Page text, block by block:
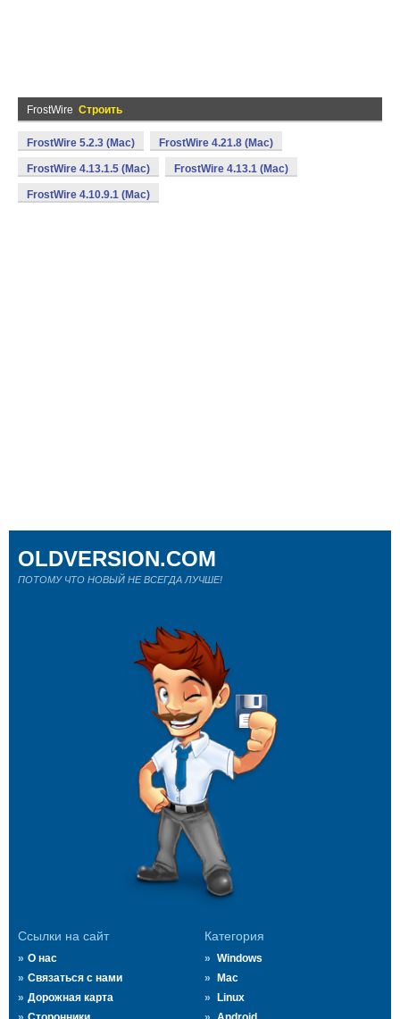
FrostWire Строить
FrostWire 5.2.3 (Mac) FrostWire 4.21.8 (Mac)
FrostWire 4.13.1.5 (Mac) FrostWire 4.13.1 (Mac)
FrostWire 4.10.9.1 (Mac)
Ссылки на сайт
О нас
Связаться с нами
Дорожная карта
Категория
Windows
Mac
Linux
OLDVERSION.COM
ПОТОМУ ЧТО НОВЫЙ НЕ ВСЕГДА ЛУЧШЕ!